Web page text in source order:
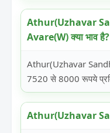
Athur(Uzhavar
Avare(W) क्या भाव है?
Athur(Uzhavar
7520 से 8000 रूपये
Athur(Uzhavar